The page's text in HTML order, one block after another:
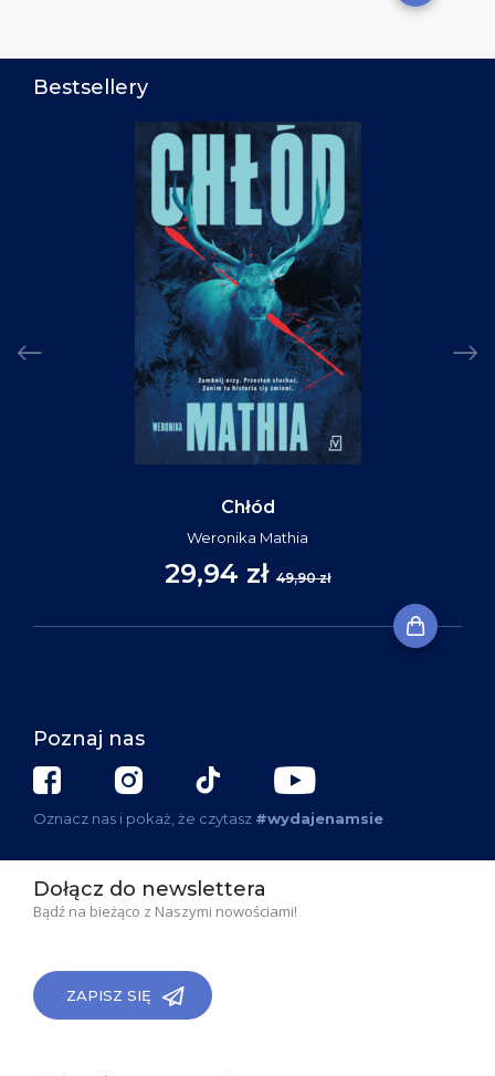
Bestsellery
Chłód
Weronika Mathia
29,94 zł 49,90 zł
Poznaj nas
Oznacz nas i pokaż, że czytasz #wydajenamsie
Dołącz do newslettera
Bądź na bieżąco z Naszymi nowościami!
ZAPISZ SIĘ